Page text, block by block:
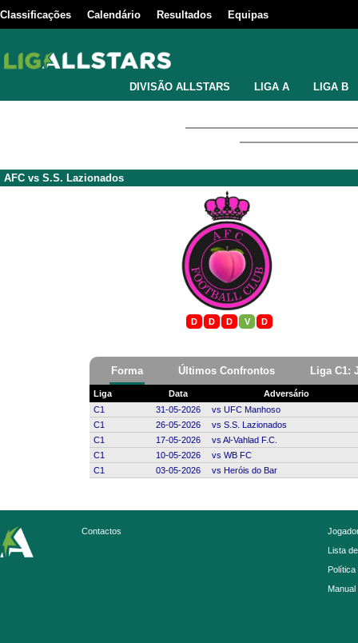
Classificações Calendário Resultados Equipas
DIVISÃO ALLSTARS LIGA A LIGA B
AFC vs S.S. Lazionados
D D D V D
Forma Últimos Confrontos Liga C1:
Liga Data
Adversário
C1
31-05-2026 vs UFC Manhoso
C1
26-05-2026 vs S.S. Lazionados
C1
17-05-2026 vs Al-Vahlad F.C.
C1
10-05-2026 vs WB FC
C1
03-05-2026 vs Heróis do Bar
Contactos
Lista
Política